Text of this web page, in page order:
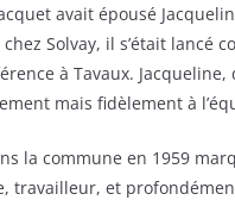
avait épousé
Solvay, il s’était lancé
à Tavaux.
mais fidèlement à
la commune en 1959
travailleur, et